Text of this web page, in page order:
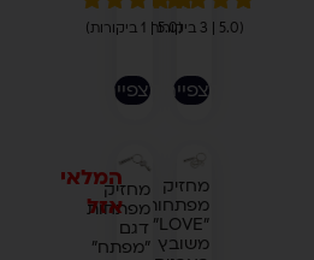
מדורגים5.00
מבוסס על
דירוגים של
(5.0 | 3 ביקורות)
לצפייה
מדורג5.00
מבוסס על
1
דירוגים של
(5.0 | 1 ביקורות)
לצפייה
מחזיק
מפתחות
"LOVE"
משובץ
המלאי
אזל
מחזיק
מפתחות
דגם
"מפתח"